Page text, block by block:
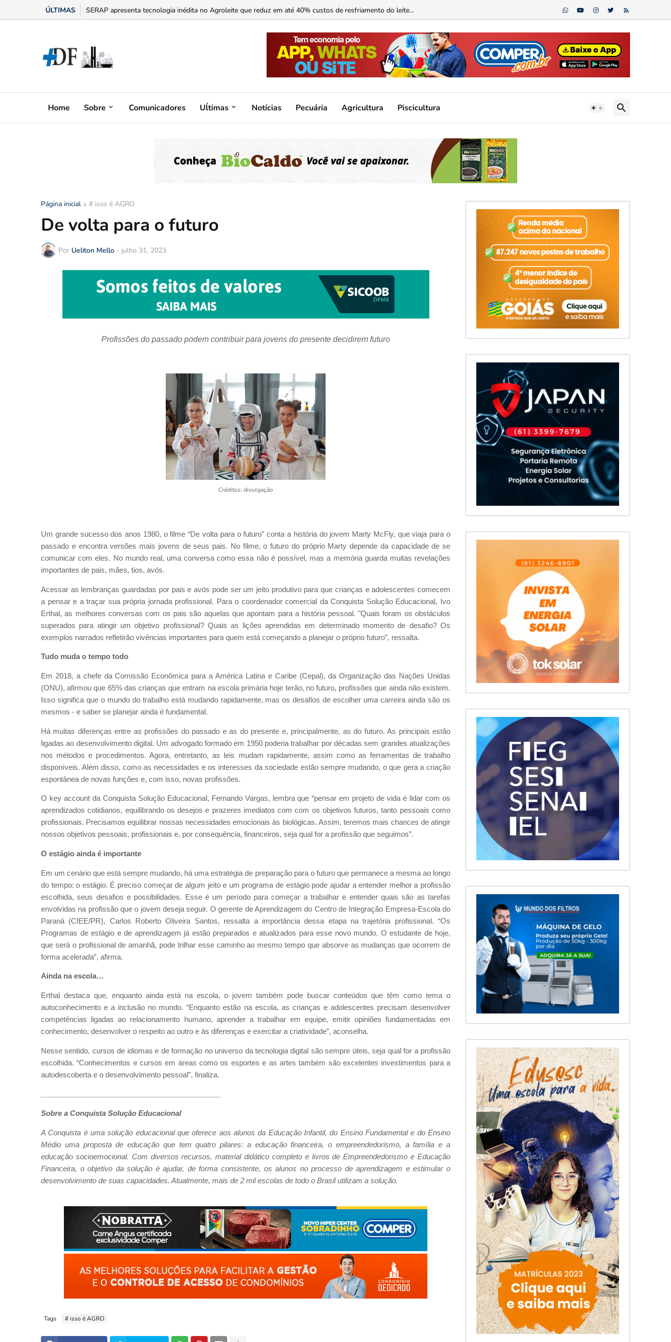
ÚLTIMAS “Bumbum triste” na menopausa: o adesivo hormonal ajuda?...
Home Sobre Comunicadores Uĺtimas Notícias Pecuária Agricultura Piscicultura
Página inicial # isso é AGRO
De volta para o futuro
Por Ueliton Mello - julho 31, 2023
Profissões do passado podem contribuir para jovens do presente decidirem futuro
Créditos: divulgação
Um grande sucesso dos anos 1980, o filme “De volta para o futuro” conta a história do jovem Marty McFly, que viaja para o
passado e encontra versões mais jovens de seus pais. No filme, o futuro do próprio Marty depende da capacidade de se
comunicar com eles. No mundo real, uma conversa como essa não é possível, mas a memória guarda muitas revelações
importantes de pais, mães, tios, avós.
Acessar as lembranças guardadas por pais e avós pode ser um jeito produtivo para que crianças e adolescentes comecem
a pensar e a traçar sua própria jornada profissional. Para o coordenador comercial da Conquista Solução Educacional, Ivo
Erthal, as melhores conversas com os pais são aquelas que apontam para a história pessoal. "Quais foram os obstáculos
superados para atingir um objetivo profissional? Quais as lições aprendidas em determinado momento de desafio? Os
exemplos narrados refletirão vivências importantes para quem está começando a planejar o próprio futuro”, ressalta.
Tudo muda o tempo todo
Em 2018, a chefe da Comissão Econômica para a América Latina e Caribe (Cepal), da Organização das Nações Unidas
(ONU), afirmou que 65% das crianças que entram na escola primária hoje terão, no futuro, profissões que ainda não existem.
Isso significa que o mundo do trabalho está mudando rapidamente, mas os desafios de escolher uma carreira ainda são os
mesmos - e saber se planejar ainda é fundamental.
Há muitas diferenças entre as profissões do passado e as do presente e, principalmente, as do futuro. As principais estão
ligadas ao desenvolvimento digital. Um advogado formado em 1950 poderia trabalhar por décadas sem grandes atualizações
nos métodos e procedimentos. Agora, entretanto, as leis mudam rapidamente, assim como as ferramentas de trabalho
disponíveis. Além disso, como as necessidades e os interesses da sociedade estão sempre mudando, o que gera a criação
espontânea de novas funções e, com isso, novas profissões.
O key account da Conquista Solução Educacional, Fernando Vargas, lembra que “pensar em projeto de vida é lidar com os
aprendizados cotidianos, equilibrando os desejos e prazeres imediatos com com os objetivos futuros, tanto pessoais como
profissionais. Precisamos equilibrar nossas necessidades emocionais às biológicas. Assim, teremos mais chances de atingir
nossos objetivos pessoais, profissionais e, por consequência, financeiros, seja qual for a profissão que seguimos”.
O estágio ainda é importante
Em um cenário que está sempre mudando, há uma estratégia de preparação para o futuro que permanece a mesma ao longo
do tempo: o estágio. É preciso começar de algum jeito e um programa de estágio pode ajudar a entender melhor a profissão
escolhida, seus desafios e possibilidades. Esse é um período para começar a trabalhar e entender quais são as tarefas
envolvidas na profissão que o jovem deseja seguir. O gerente de Aprendizagem do Centro de Integração Empresa-Escola do
Paraná (CIEE/PR), Carlos Roberto Oliveira Santos, ressalta a importância dessa etapa na trajetória profissional. “Os
Programas de estágio e de aprendizagem já estão preparados e atualizados para esse novo mundo. O estudante de hoje,
que será o profissional de amanhã, pode trilhar esse caminho ao mesmo tempo que absorve as mudanças que ocorrem de
forma acelerada”, afirma.
Ainda na escola…
Erthal destaca que, enquanto ainda está na escola, o jovem também pode buscar conteúdos que têm como tema o
autoconhecimento e a inclusão no mundo. “Enquanto estão na escola, as crianças e adolescentes precisam desenvolver
competências ligadas ao relacionamento humano, aprender a trabalhar em equipe, emitir opiniões fundamentadas em
conhecimento, desenvolver o respeito ao outro e às diferenças e exercitar a criatividade”, aconselha.
Nesse sentido, cursos de idiomas e de formação no universo da tecnologia digital são sempre úteis, seja qual for a profissão
escolhida. “Conhecimentos e cursos em áreas como os esportes e as artes também são excelentes investimentos para a
autodescoberta e o desenvolvimento pessoal”, finaliza.
Sobre a Conquista Solução Educacional
A Conquista é uma solução educacional que oferece aos alunos da Educação Infantil, do Ensino Fundamental e do Ensino
Médio uma proposta de educação que tem quatro pilares: a educação financeira, o empreendedorismo, a família e a
educação socioemocional. Com diversos recursos, material didático completo e livros de Empreendedorismo e Educação
Financeira, o objetivo da solução é ajudar, de forma consistente, os alunos no processo de aprendizagem e estimular o
desenvolvimento de suas capacidades. Atualmente, mais de 2 mil escolas de todo o Brasil utilizam a solução.
Tags # isso é AGRO